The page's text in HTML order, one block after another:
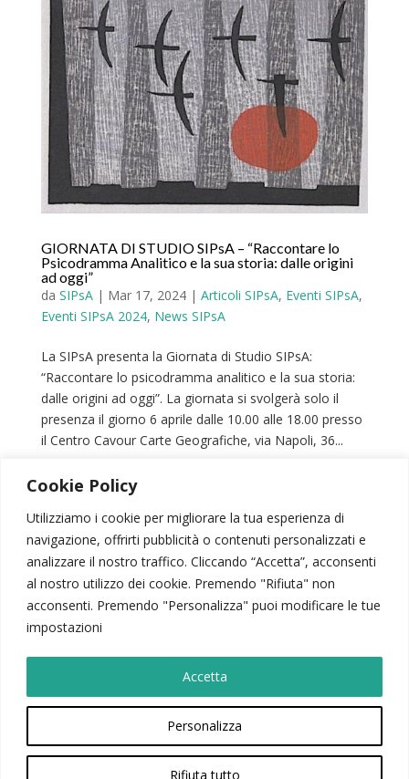
Cookie Policy
Utilizziamo i cookie per migliorare la tua esperienza di
navigazione, offrirti pubblicità o contenuti personalizzati e
analizzare il nostro traffico. Cliccando “Accetta”, acconsenti
al nostro utilizzo dei cookie. Premendo "Rifiuta" non
acconsenti. Premendo "Personalizza" puoi modificare le tue
impostazioni
Personalizza
Rifiuta tutto
Accetta
GIORNATA DI STUDIO SIPsA – “Raccontare lo
Psicodramma Analitico e la sua storia: dalle origini
ad oggi”
da SIPsA| Mar 17, 2024| Articoli SIPsA, Eventi SIPsA,
Eventi SIPsA 2024, News SIPsA
La SIPsA presenta la Giornata di Studio SIPsA:
“Raccontare lo psicodramma analitico e la sua storia:
dalle origini ad oggi”. La giornata si svolgerà solo il
presenza il giorno 6 aprile dalle 10.00 alle 18.00 presso
il Centro Cavour Carte Geografiche, via Napoli, 36...
« Post precedenti
SIPSA| PSICODRAMMA | ATTIVITÀ SCIENTIFICA
CONTATTI|AREA RISERVATA |NEWSLETTER
© 2026 – Società Italiana di Psicodramma Analitico
Sostieni la realtà del Terzo Settore. Devolvi a SIPsA il 5 x 1000.
Codice fiscale: 92003760417